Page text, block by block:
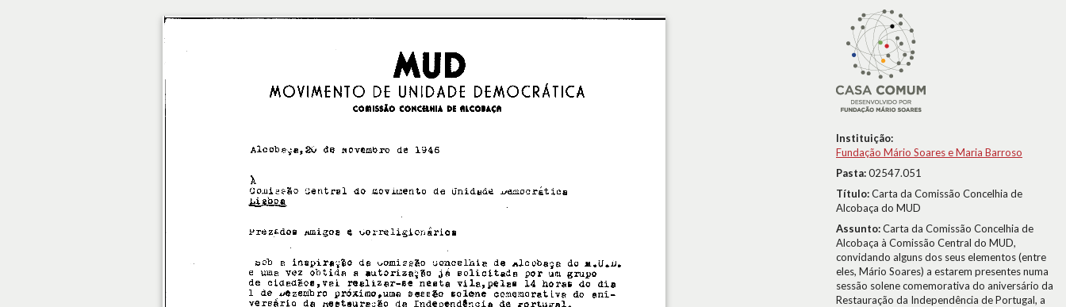
Instituição:
Fundação Mário Soares e Maria Barroso
Pasta:02547.051
Título:Carta da Comissão Concelhia de
Alcobaça do MUD
Assunto:Carta da Comissão Concelhia de
Alcobaça à Comissão Central do MUD,
convidando alguns dos seus elementos (entre
eles, Mário Soares) a estarem presentes numa
sessão solene comemorativa do aniversário da
Restauração da Independência de Portugal, a